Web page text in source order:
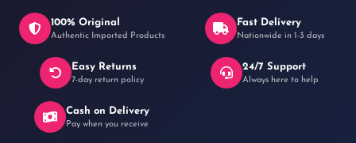
৳ 250
100% Original
Authentic Imported Products
Fast Delivery
Nationwide in 1-3 days
Easy Returns
7-day return policy
24/7 Support
Always here to help
Cash on Delivery
Pay when you receive